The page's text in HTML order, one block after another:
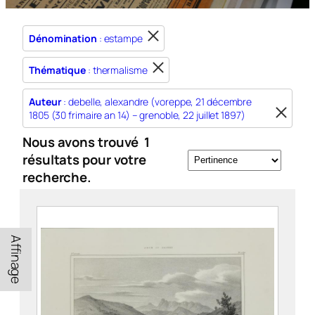
Dénomination : estampe
Thématique : thermalisme
Auteur: debelle, alexandre (voreppe, 21 décembre
1805 (30 frimaire an 14) – grenoble, 22 juillet 1897)
Nous avons trouvé 1
résultats pour votre
recherche.
Affinage